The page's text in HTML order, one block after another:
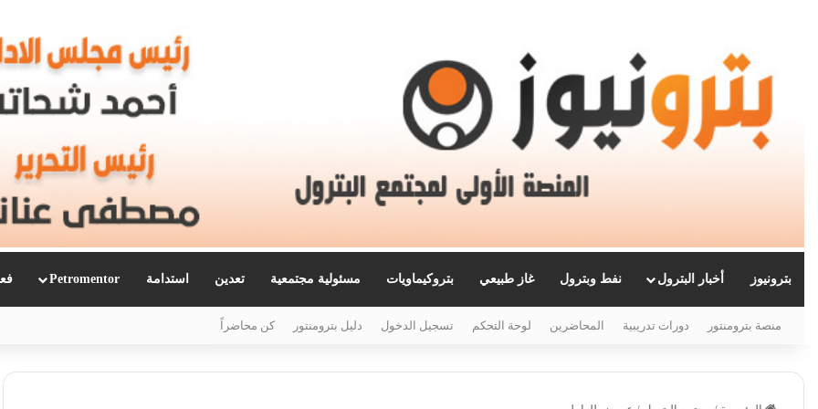
بترونيوز أخبار البترول نفط وبترول غاز طبيعي بتروكيماويات مسئولية مجتمعية تعدين استدامة Petromentor
منصة بترومنتور دورات تدريبية المحاضرين لوحة التحكم تسجيل الدخول دليل بترومنتور كن محاضراً